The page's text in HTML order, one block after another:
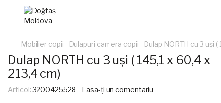
Mobilier copii Dulapuri camera copii Dulap NORTH cu 3 uși
Dulap NORTH cu 3 uși ( 145,1 x 60,4 x
213,4 cm)
Articol:3200425528 Lasa-ți un comentariu